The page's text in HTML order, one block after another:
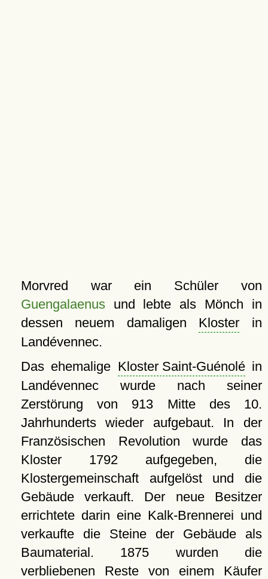
Morvred war ein Schüler von
Guengalaenusund lebte als Mönch in
dessen neuem damaligen Kloster in
Landévennec.
Das ehemalige Kloster Saint-Guénoléin
Landévennec wurde nach seiner
Zerstörung von 913 Mitte des 10.
Jahrhunderts wieder aufgebaut. In der
Französischen Revolution wurde das
Kloster 1792 aufgegeben, die
Klostergemeinschaft aufgelöst und die
Gebäude verkauft. Der neue Besitzer
errichtete darin eine Kalk-Brennerei und
verkaufte die Steine der Gebäude als
Baumaterial. 1875 wurden die
verbliebenen Reste von einem Käufer